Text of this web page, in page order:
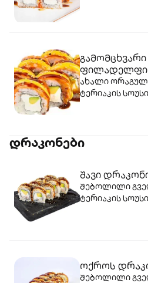
გამომცხვარი
ახალი
ტერიაკის
დრაკონები
შავი
შებოლილი
ტერიაკის
ოქროს
შებოლილი